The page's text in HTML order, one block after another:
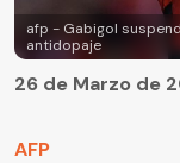
afp - Gabigol
antidopaje
AFP
26 de Marzo de